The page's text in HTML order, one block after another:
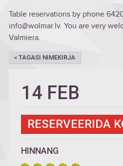
Table reservations by phone
info@wolmar.lv. You are very
Valmiera.
« TAGASI NIMEKIRJA
14 FEB
RESERVEERIDA
HINNANG